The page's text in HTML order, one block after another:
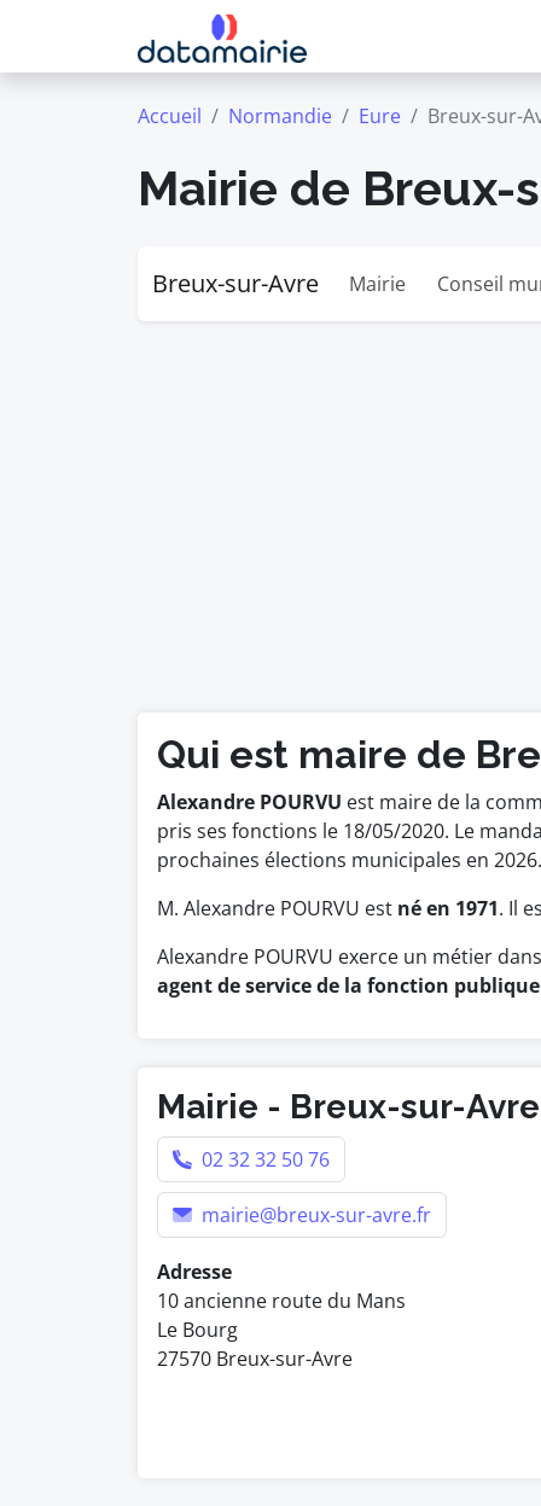
Accueil Normandie Eure Breux-sur-
Mairie de Breux-
Breux-sur-Avre Mairie Conseil
Qui est maire de
Alexandre POURVU est maire de la
pris ses fonctions le 18/05/2020. Le
prochaines élections municipales en 2026.
M. Alexandre POURVU est né en 1971. Il
Alexandre POURVU exerce un métier
agent de service de la fonction publique
Mairie - Breux-sur-Avre
02 32 32 50 76
mairie@breux-sur-avre.fr
Adresse
10 ancienne route du Mans
Le Bourg
27570 Breux-sur-Avre